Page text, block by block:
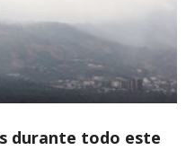
durante todo este